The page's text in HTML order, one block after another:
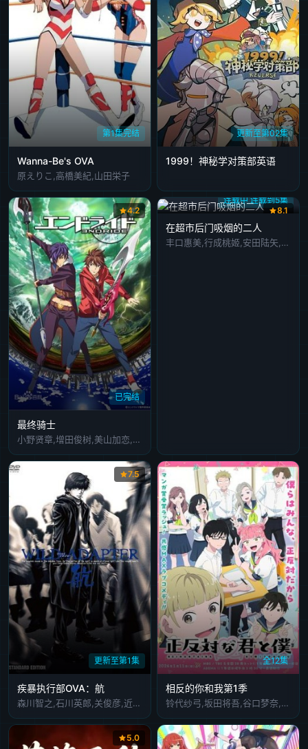
第1集完结
Wanna-Be's OVA
原えりこ,高橋美紀,山田栄子
更新至第02集
1999！神秘学对策部英语
已完结
4.2
最终骑士
小野贤章,增田俊树,美山加恋,大桥彩香,高桥广树,鸟海浩辅
连载中 连载到5集
8.1
在超市后门吸烟的二人
丰口惠美,行成桃姬,安田陆矢,佐藤拓也,星希成奏
更新至第1集
7.5
疾暴执行部OVA：航
森川智之,石川英郎,关俊彦,近藤隆,伊藤健太郎
全12集
相反的你和我第1季
铃代纱弓,坂田将吾,谷口梦奈,平林瑚夏,岩田安吉,岛袋美由利,加藤涉,大森心,楠木灯
5.0